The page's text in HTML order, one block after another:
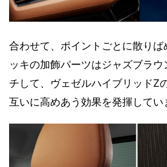
合わせて、ポイントごとに散りば
ッキの加飾パーツはジャズブラ
チして、ヴェゼルハイブリッドZ
互いに高めあう効果を発揮してい